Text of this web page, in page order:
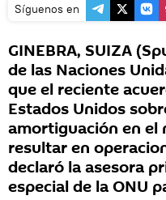
Síguenos en
GINEBRA, SUIZA
de las Naciones
que el reciente
Estados Unidos
amortiguación en el
resultar en
declaró la asesora
especial de la ONU